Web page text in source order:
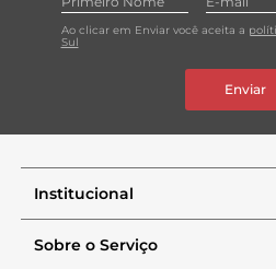
Ao clicar em Enviar você aceita a
Sul
Enviar
Institucional
Sobre o Serviço